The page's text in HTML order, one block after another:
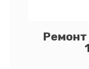
Ремонт